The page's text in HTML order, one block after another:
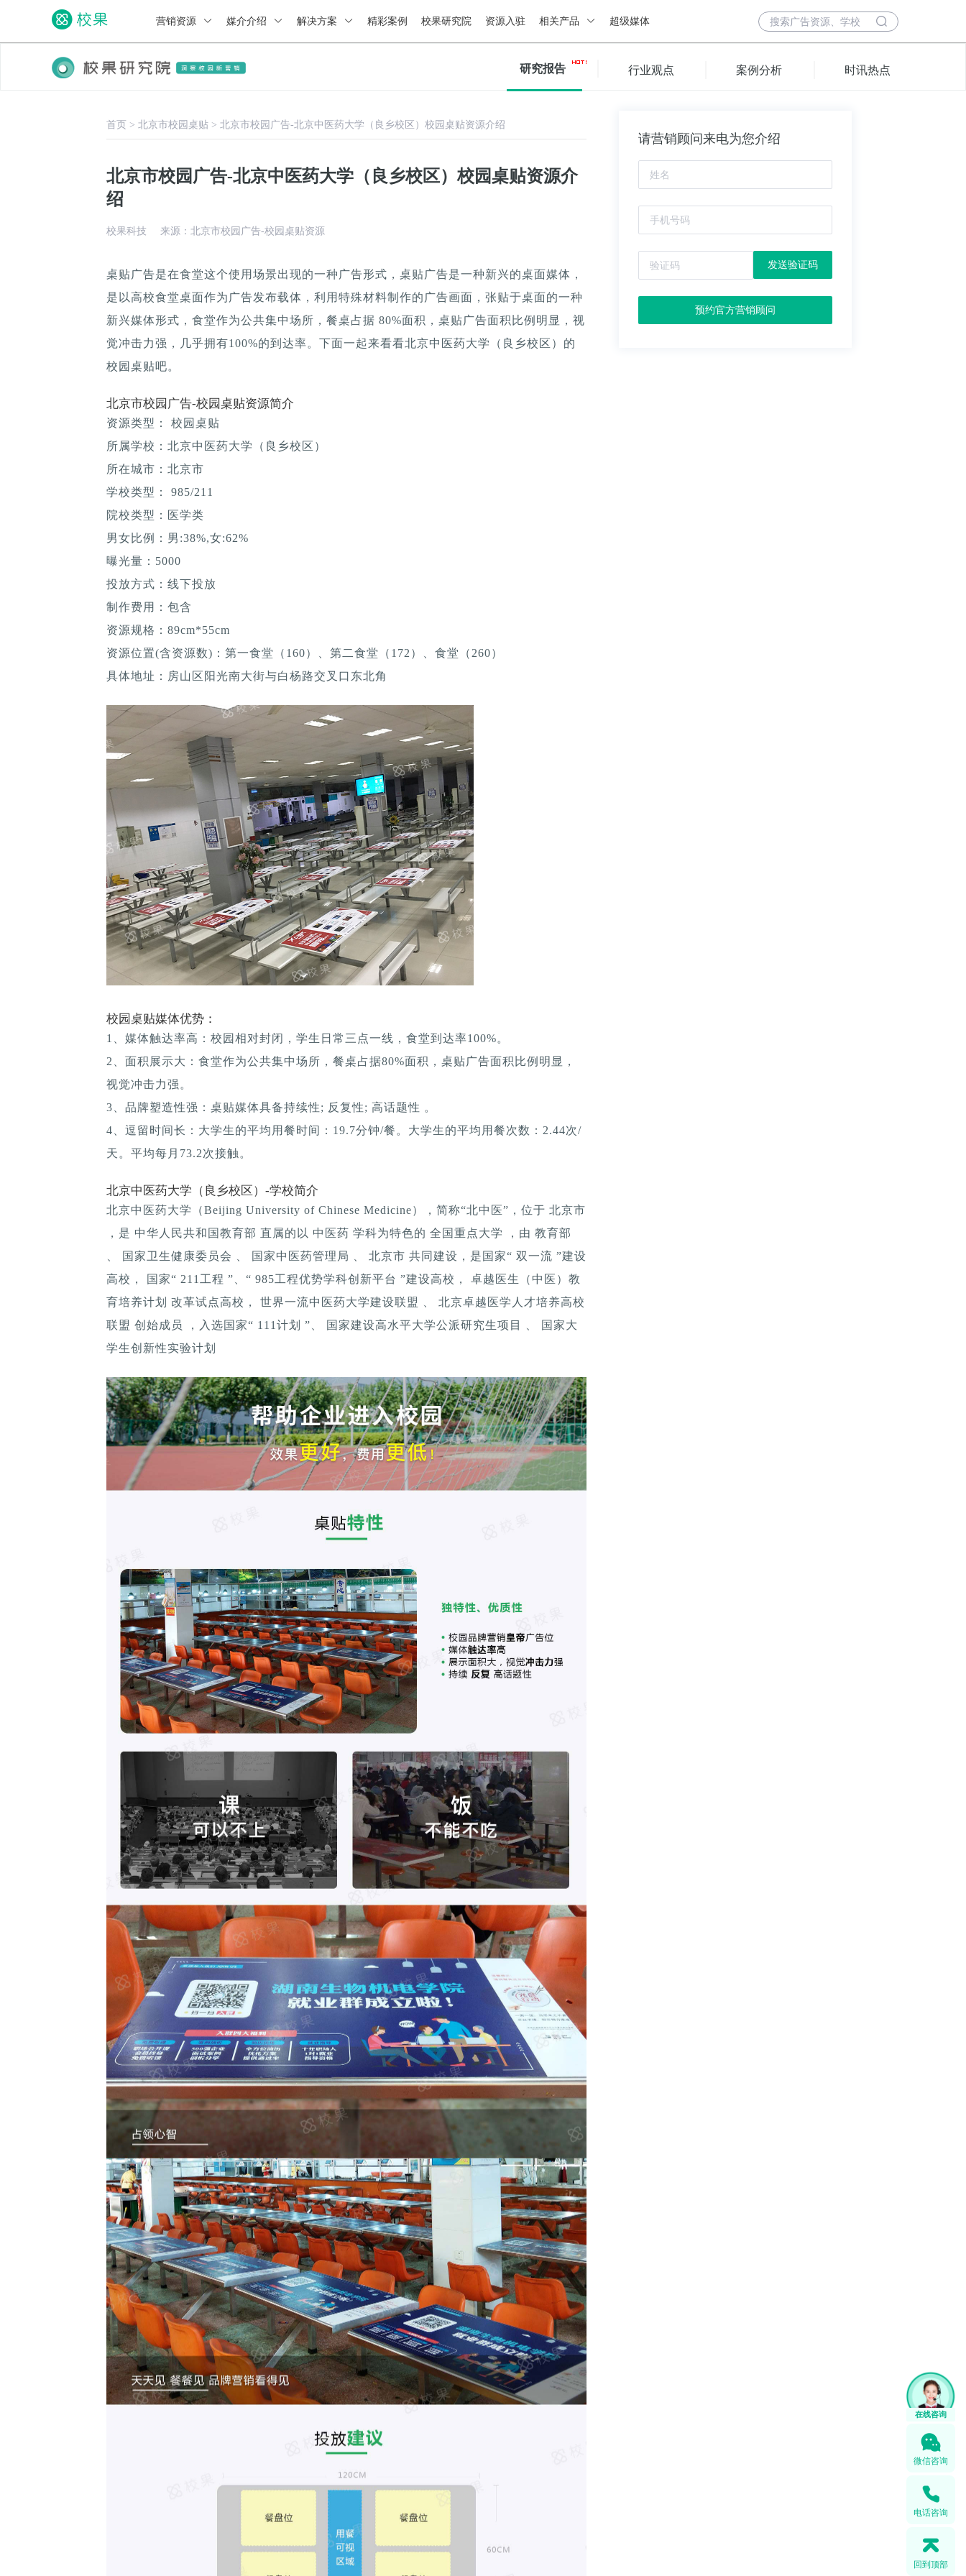
营销资源 媒介介绍 解决方案 精彩案例 校果研究院 资源入驻 相关产品 超级媒体
研究报告 行业观点 案例分析 时讯热点
首页 > 北京市校园桌贴 > 北京市校园广告-北京中医药大学（良乡校区）校园桌贴资源介绍
北京市校园广告-北京中医药大学（良乡校区）校园桌贴资源介
绍
校果科技 来源：北京市校园广告-校园桌贴资源
桌贴广告是在食堂这个使用场景出现的一种广告形式，桌贴广告是一种新兴的桌面媒体，
是以高校食堂桌面作为广告发布载体，利用特殊材料制作的广告画面，张贴于桌面的一种
新兴媒体形式，食堂作为公共集中场所，餐桌占据 80%面积，桌贴广告面积比例明显，视
觉冲击力强，几乎拥有100%的到达率。下面一起来看看北京中医药大学（良乡校区）的
校园桌贴吧。
北京市校园广告-校园桌贴资源简介
资源类型： 校园桌贴
所属学校：北京中医药大学（良乡校区）
所在城市：北京市
学校类型： 985/211
院校类型：医学类
男女比例：男:38%,女:62%
曝光量：5000
投放方式：线下投放
制作费用：包含
资源规格：89cm*55cm
资源位置(含资源数)：第一食堂（160）、第二食堂（172）、食堂（260）
具体地址：房山区阳光南大街与白杨路交叉口东北角
校园桌贴媒体优势：
1、媒体触达率高：校园相对封闭，学生日常三点一线，食堂到达率100%。
2、面积展示大：食堂作为公共集中场所，餐桌占据80%面积，桌贴广告面积比例明显，
视觉冲击力强。
3、品牌塑造性强：桌贴媒体具备持续性; 反复性; 高话题性 。
4、逗留时间长：大学生的平均用餐时间：19.7分钟/餐。大学生的平均用餐次数：2.44次/
天。平均每月73.2次接触。
北京中医药大学（良乡校区）-学校简介
北京中医药大学（Beijing University of Chinese Medicine），简称“北中医”，位于 北京市
，是 中华人民共和国教育部 直属的以 中医药 学科为特色的 全国重点大学 ，由 教育部
、 国家卫生健康委员会 、 国家中医药管理局 、 北京市 共同建设，是国家“ 双一流 ”建设
高校， 国家“ 211工程 ”、“ 985工程优势学科创新平台 ”建设高校， 卓越医生（中医）教
育培养计划 改革试点高校， 世界一流中医药大学建设联盟 、 北京卓越医学人才培养高校
联盟 创始成员 ，入选国家“ 111计划 ”、 国家建设高水平大学公派研究生项目 、 国家大
学生创新性实验计划
请营销顾问来电为您介绍
发送验证码
预约官方营销顾问
微信咨询
电话咨询
回到顶部